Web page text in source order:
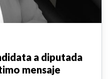
a diputada
mensaje